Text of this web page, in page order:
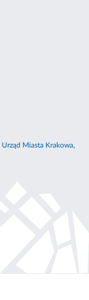
Urząd Miasta Krakowa,